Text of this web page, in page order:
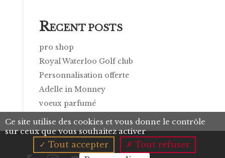
RECENT POSTS
pro shop
Royal Waterloo Golf club
Personnalisation offerte
Adelle in Monney
voeux parfumé
Ce site utilise des cookies et vous donne le contrôle
sur ceux que vous souhaitez activer
Tout accepter
Tout refuser